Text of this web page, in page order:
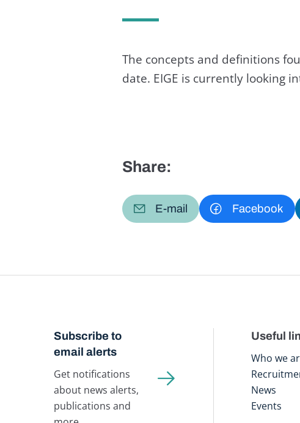
The concepts and definitions
date. EIGE is currently looking
Share:
E-mail Facebook
Subscribe to
email alerts
Get notifications
about news alerts,
publications and
Useful
Who we
News
Events